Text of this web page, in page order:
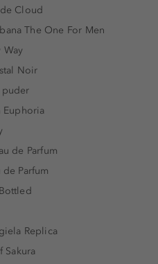
Cloud
The One For Men
Way
Noir
puder
Euphoria
de Parfum
de Parfum
Replica
Sakura